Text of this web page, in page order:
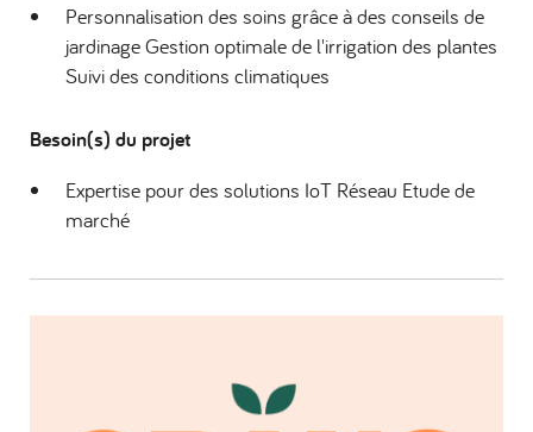
Personnalisation des soins grâce à des conseils de
jardinage Gestion optimale de l'irrigation des plantes
Suivi des conditions climatiques
Besoin(s) du projet
Expertise pour des solutions IoT Réseau Etude de
marché